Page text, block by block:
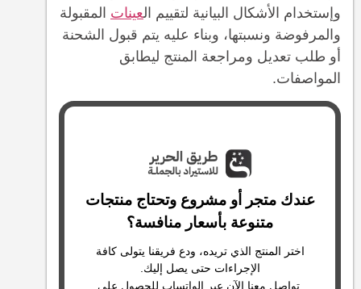
وإستخدام الأشكال البيانية لتقييم العينات المقبولة
والمرفوضة ونسبتها، وبناء عليه يتم قبول الشحنة
أو طلب تعديل ومراجعة المنتج ليطابق
المواصفات.
عندك متجر أو مشروع وتحتاج منتجات
متنوعة بأسعار منافسة؟
اختر المنتج الذي تريده، ودع فريقنا يتولى كافة
الإجراءات حتى يصل إليك.
تواصل معنا الآن عبر الواتساب للحصول على